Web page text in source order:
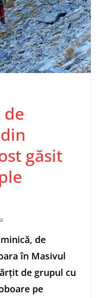
găsit
de
în Masivul
de grupul cu
pe